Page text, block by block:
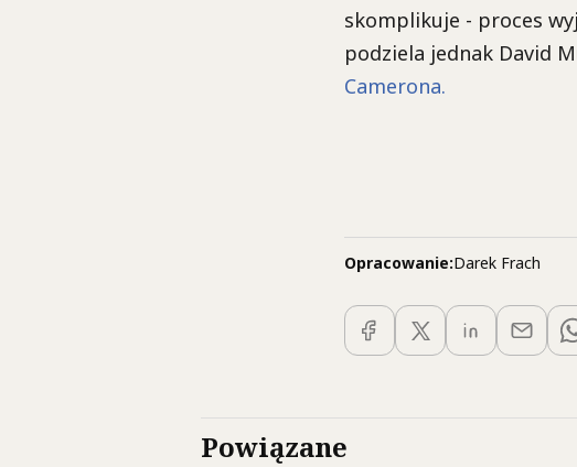
skomplikuje - proces
podziela jednak David
Camerona.
Opracowanie:Darek Frach
Powiązane